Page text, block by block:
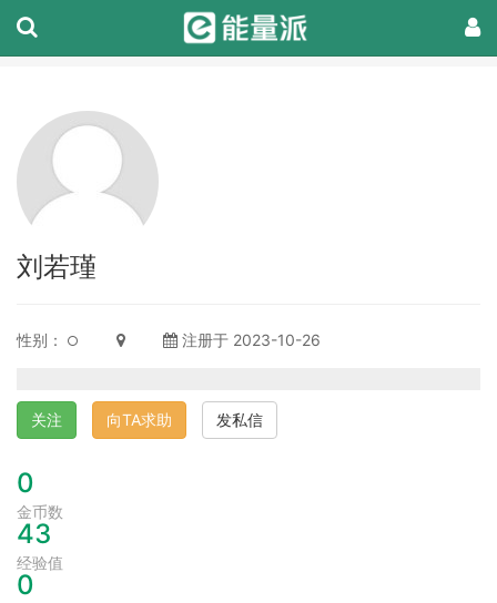
刘若瑾
性别： 注册于 2023-10-26
关注 向TA求助 发私信
0
金币数
43
经验值
0